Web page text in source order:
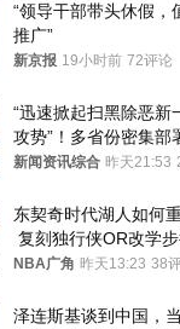
“领导干部带头休假，
推广”
新京报 19小时前 72评论
“迅速掀起扫黑除恶新
攻势”！多省份密集部
公布举报方式
新闻资讯综合 昨天21:53
东契奇时代湖人如何
复刻独行侠OR改学
者？
NBA广角 昨天13:23 38
泽连斯基谈到中国，